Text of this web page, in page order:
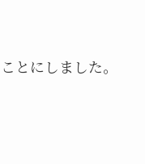
とにしました。